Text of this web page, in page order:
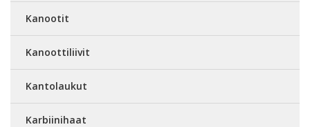
Kanootit
Kanoottiliivit
Kantolaukut
Karbiinihaat